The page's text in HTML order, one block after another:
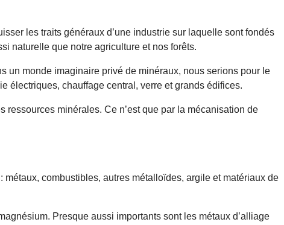
les traits généraux d’une industrie sur laquelle sont fondés
naturelle que notre agriculture et nos forêts.
un monde imaginaire privé de minéraux, nous serions pour le
électriques, chauffage central, verre et grands édifices.
minérales. Ce n’est que par la mécanisation de
combustibles, autres métalloïdes, argile et matériaux de
Presque aussi importants sont les métaux d’alliage